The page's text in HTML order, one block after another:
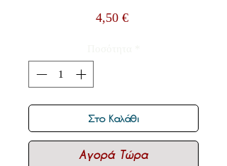
4,50 €Τιμή
Στο Καλάθι
Αγορά Τώρα